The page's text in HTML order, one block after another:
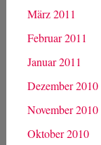
März 2011
Februar 2011
Januar 2011
Dezember 2010
November 2010
Oktober 2010